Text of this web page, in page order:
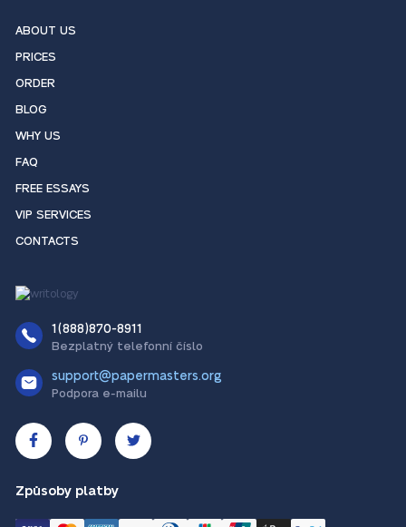
ABOUT US
PRICES
ORDER
BLOG
WHY US
FAQ
FREE ESSAYS
VIP SERVICES
CONTACTS
1(888)870-8911
Bezplatný telefonní číslo
support@papermasters.org
Podpora e-mailu
Způsoby platby